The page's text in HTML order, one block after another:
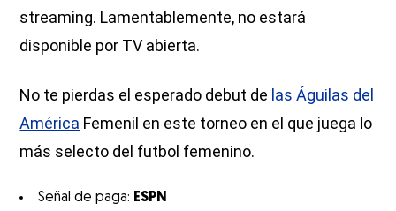
streaming. Lamentablemente, no estará
disponible por TV abierta.
No te pierdas el esperado debut de las Águilas del
América Femenil en este torneo en el que juega lo
más selecto del futbol femenino.
Señal de paga: ESPN